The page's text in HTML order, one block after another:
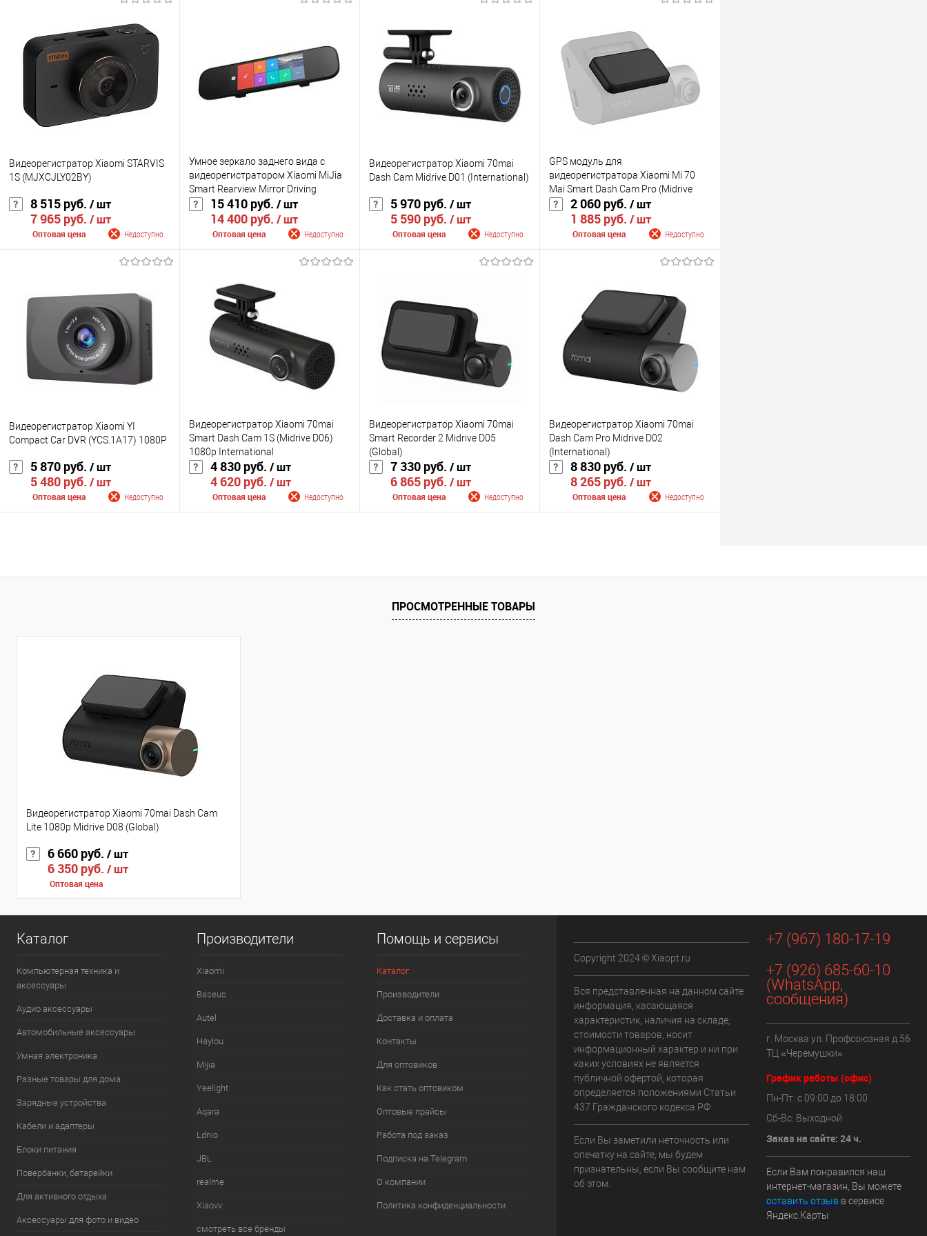
Видеорегистратор Xiaomi STARVIS
1S (MJXCJLY02BY)
8 515 руб. / шт
7 965 руб. / шт
Оптовая цена Недоступно
К сравнению
В избранное
Недоступно
Цвет
Умное зеркало заднего вида с
видеорегистратором Xiaomi MiJia
Smart Rearview Mirror Driving
Recorder (ZNHSJ01BY)
15 410 руб. / шт
14 400 руб. / шт
Оптовая цена Недоступно
К сравнению
В избранное
Недоступно
Видеорегистратор Xiaomi 70mai
Dash Cam Midrive D01 (International)
5 970 руб. / шт
5 590 руб. / шт
Оптовая цена Недоступно
К сравнению
В избранное
Недоступно
Цвет
GPS модуль для
видеорегистратора Xiaomi Mi 70
Mai Smart Dash Cam Pro (Midrive
D03) 2 060 руб. / шт
1 885 руб. / шт
Оптовая цена Недоступно
К сравнению
В избранное
Недоступно
Цвет
Видеорегистратор Xiaomi YI
Compact Car DVR (YCS.1A17) 1080P
5 870 руб. / шт
5 480 руб. / шт
Оптовая цена Недоступно
Видеорегистратор Xiaomi 70mai
Smart Dash Cam 1S (Midrive D06)
1080p International
4 830 руб. / шт
4 620 руб. / шт
Оптовая цена Недоступно
Видеорегистратор Xiaomi 70mai
Smart Recorder 2 Midrive D05
(Global)
7 330 руб. / шт
6 865 руб. / шт
Оптовая цена Недоступно
Видеорегистратор Xiaomi 70mai
Dash Cam Pro Midrive D02
(International)
8 830 руб. / шт
8 265 руб. / шт
Оптовая цена Недоступно
ПРОСМОТРЕННЫЕ ТОВАРЫ
Видеорегистратор Xiaomi 70mai Dash Cam
Lite 1080p Midrive D08 (Global)
6 660 руб. / шт
6 350 руб. / шт
Оптовая цена
Каталог
Компьютерная техника и
аксессуары
Аудио аксессуары
Автомобильные аксессуары
Умная электроника
Разные товары для дома
Зарядные устройства
Кабели и адаптеры
Блоки питания
Повербанки, батарейки
Для активного отдыха
Аксессуары для фото и видео
Производители
Xiaomi
Baseus
Autel
Haylou
Mijia
Yeelight
Aqara
Ldnio
JBL
realme
Xiaovv
смотреть все бренды
Помощь и сервисы
Каталог
Производители
Доставка и оплата
Контакты
Для оптовиков
Как стать оптовиком
Оптовые прайсы
Работа под заказ
Подписка на Telegram
О компании
Политика конфиденциальности
Copyright 2024 © Xiaopt.ru
Вся представленная на данном сайте
информация, касающаяся
характеристик, наличия на складе,
стоимости товаров, носит
информационный характер и ни при
каких условиях не является
публичной офертой, которая
определяется положениями Статьи
437 Гражданского кодекса РФ
Если Вы заметили неточность или
опечатку на сайте, мы будем
признательны, если Вы сообщите нам
об этом.
+7 (967) 180-17-19
+7 (926) 685-60-10
(WhatsApp,
сообщения)
г. Москва ул. Профсоюзная д.56
ТЦ «Черемушки»
График работы (офис)
Пн-Пт: с 09:00 до 18:00
Сб-Вс: Выходной
Заказ на сайте: 24 ч.
Если Вам понравился наш
интернет-магазин, Вы можете
оставить отзыв в сервисе
Яндекс.Карты